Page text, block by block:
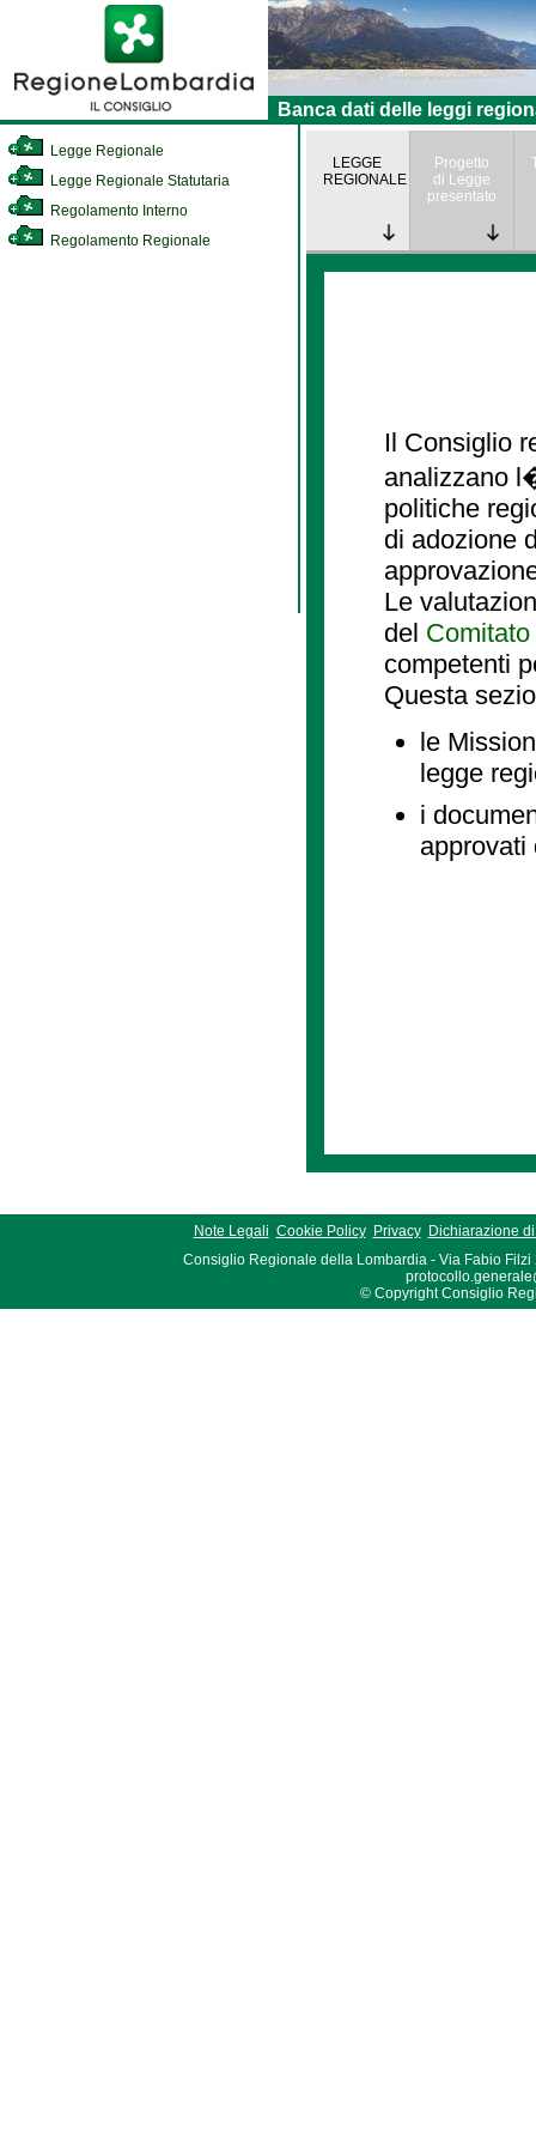
Banca dati delle leggi
Legge Regionale
Legge Regionale Statutaria
Regolamento Interno
Regolamento Regionale
LEGGE
REGIONALE
Progetto
di Legge
presentato
Il Consiglio
analizzano
politiche
di adozione
Le
del
competenti
Questa
le
legge
i
approvati
Note Legali Cookie Policy Privacy
Dichiarazione
Consiglio Regionale della Lombardia - Via Fabio Filzi
© Copyright Consiglio